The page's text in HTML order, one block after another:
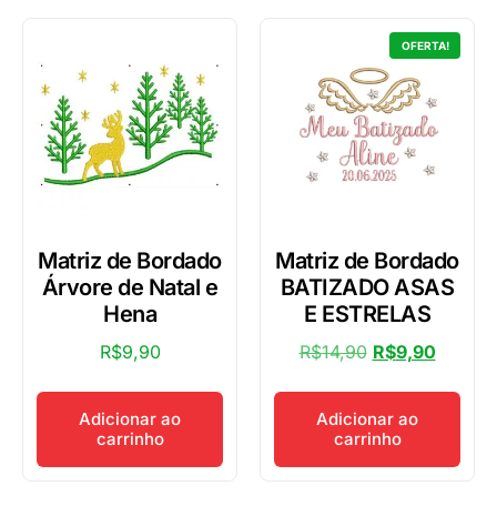
Matriz de Bordado
Árvore de Natal e
Hena
R$9,90
Adicionar ao
carrinho
OFERTA!
Matriz de Bordado
BATIZADO ASAS
E ESTRELAS
R$14,90 R$9,90
Adicionar ao
carrinho